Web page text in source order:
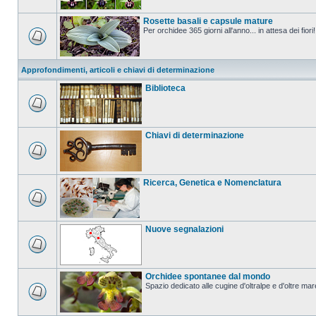
Rosette basali e capsule mature
Per orchidee 365 giorni all'anno... in attesa dei fiori!
Approfondimenti, articoli e chiavi di determinazione
Biblioteca
Chiavi di determinazione
Ricerca, Genetica e Nomenclatura
Nuove segnalazioni
Orchidee spontanee dal mondo
Spazio dedicato alle cugine d'oltralpe e d'oltre